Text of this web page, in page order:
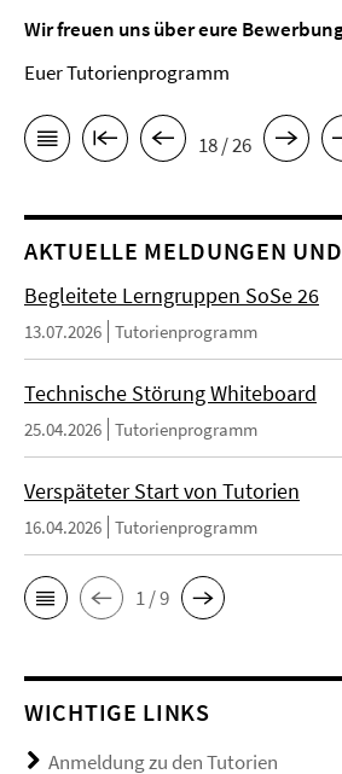
Wir freuen uns über eure
Euer Tutorienprogramm
18 / 26
AKTUELLE MELDUNGEN
Begleitete Lerngruppen SoSe 26
13.07.2026 Tutorienprogramm
Technische Störung Whiteboard
25.04.2026 Tutorienprogramm
Verspäteter Start von Tutorien
16.04.2026 Tutorienprogramm
1 / 9
WICHTIGE LINKS
Anmeldung zu den Tutorien